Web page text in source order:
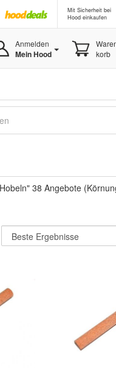
Mit Sicherheit bei
Hood einkaufen
Anmelden
Mein Hood
korb
38 Angebote